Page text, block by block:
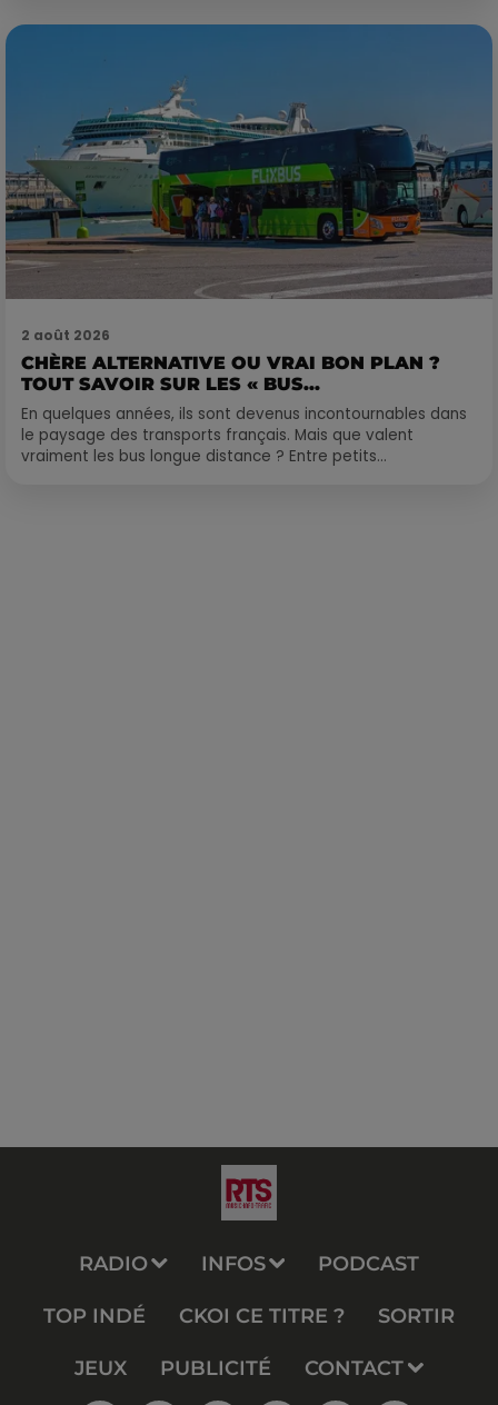
2 août 2026
CHÈRE ALTERNATIVE OU VRAI BON PLAN ?
TOUT SAVOIR SUR LES « BUS...
En quelques années, ils sont devenus incontournables dans
le paysage des transports français. Mais que valent
vraiment les bus longue distance ? Entre petits...
RADIO INFOS PODCAST
TOP INDÉ CKOI CE TITRE ? SORTIR
JEUX PUBLICITÉ CONTACT